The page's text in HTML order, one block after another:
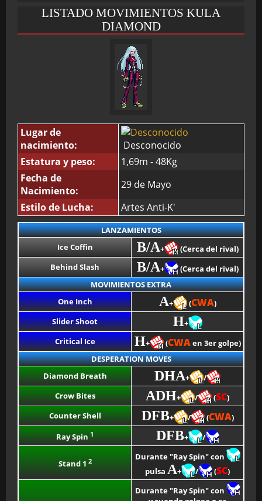
LISTADO MOVIMIENTOS KULA
DIAMOND
Lugar de
nacimiento:
Desconocido
Estatura y peso:
1,69m - 48Kg
Fecha de
Nacimiento:
29 de Mayo
Estilo de Lucha:
Artes Anti-K'
LANZAMIENTOS
Ice Coffin
B/A+
(Cerca del rival)
Behind Slash
B/A+
(Cerca del rival)
MOVIMIENTOS EXTRA
One Inch
A+ (CWA)
Slider Shoot
H+
Critical Ice
H+ (CWAen 3er golpe)
DESPERATION MOVES
Diamond Breath
DHA+
/
Crow Bites
ADH+ / (SC)
Counter Shell
DFB+ / (CWA)
Ray Spin1 DFB+ /
Stand 1 2
Durante "Ray Spin" con
pulsa A+ / (SC)
Durante "Ray Spin" con